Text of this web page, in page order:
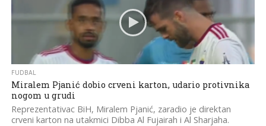
FUDBAL
Miralem Pjanić dobio crveni karton, udario protivnika
nogom u grudi
Reprezentativac BiH, Miralem Pjanić, zaradio je direktan
crveni karton na utakmici Dibba Al Fujairah i Al Sharjaha.